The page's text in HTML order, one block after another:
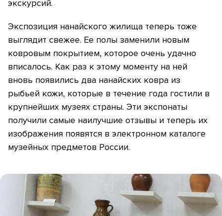
экскурсий.
Экспозиция нанайского жилища теперь тоже
выглядит свежее. Ее полы заменили новым
ковровым покрытием, которое очень удачно
вписалось. Как раз к этому моменту на ней
вновь появились два нанайских ковра из
рыбьей кожи, которые в течение года гостили в
крупнейших музеях страны. Эти экспонаты
получили самые наилучшие отзывы и теперь их
изображения появятся в электронном каталоге
музейных предметов России.